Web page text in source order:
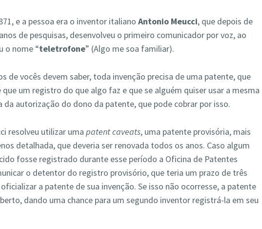
e a pessoa era o inventor italianoAntonio Meucci, que depois de
de pesquisas, desenvolveu o primeiro comunicador por voz, ao
o nome “teletrofone” (Algo me soa familiar).
de vocês devem saber, toda invenção precisa de uma patente, que
que um registro do que algo faz e que se alguém quiser usar a mesma
da autorização do dono da patente, que pode cobrar por isso.
resolveu utilizar umapatent caveats, uma patente provisória, mais
detalhada, que deveria ser renovada todos os anos. Caso algum
fosse registrado durante esse período a Oficina de Patentes
o detentor do registro provisório, que teria um prazo de três
a patente de sua invenção. Se isso não ocorresse, a patente
dando uma chance para um segundo inventor registrá-la em seu